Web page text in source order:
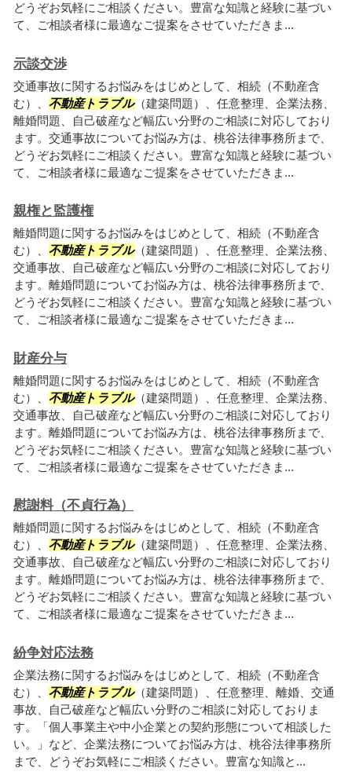
どうぞお気軽にご相談ください。豊富な知識と経験に基づい
て、ご相談者様に最適なご提案をさせていただきま...
示談交渉
交通事故に関するお悩みをはじめとして、相続（不動産含
む）、 不動産トラブル（建築問題）、任意整理、企業法務、
離婚問題、自己破産など幅広い分野のご相談に対応しており
ます。交通事故についてお悩み方は、桃谷法律事務所まで、
どうぞお気軽にご相談ください。豊富な知識と経験に基づい
て、ご相談者様に最適なご提案をさせていただきま...
親権と監護権
離婚問題に関するお悩みをはじめとして、相続（不動産含
む）、 不動産トラブル（建築問題）、任意整理、企業法務、
交通事故、自己破産など幅広い分野のご相談に対応しており
ます。離婚問題についてお悩み方は、桃谷法律事務所まで、
どうぞお気軽にご相談ください。豊富な知識と経験に基づい
て、ご相談者様に最適なご提案をさせていただきま...
財産分与
離婚問題に関するお悩みをはじめとして、相続（不動産含
む）、 不動産トラブル（建築問題）、任意整理、企業法務、
交通事故、自己破産など幅広い分野のご相談に対応しており
ます。離婚問題についてお悩み方は、桃谷法律事務所まで、
どうぞお気軽にご相談ください。豊富な知識と経験に基づい
て、ご相談者様に最適なご提案をさせていただきま...
慰謝料（不貞行為）
離婚問題に関するお悩みをはじめとして、相続（不動産含
む）、 不動産トラブル（建築問題）、任意整理、企業法務、
交通事故、自己破産など幅広い分野のご相談に対応しており
ます。離婚問題についてお悩み方は、桃谷法律事務所まで、
どうぞお気軽にご相談ください。豊富な知識と経験に基づい
て、ご相談者様に最適なご提案をさせていただきま...
紛争対応法務
企業法務に関するお悩みをはじめとして、相続（不動産含
む）、 不動産トラブル（建築問題）、任意整理、離婚、交通
事故、自己破産など幅広い分野のご相談に対応しておりま
す。「個人事業主や中小企業との契約形態について相談した
い。」など、企業法務についてお悩み方は、桃谷法律事務所
まで、どうぞお気軽にご相談ください。豊富な知識と...